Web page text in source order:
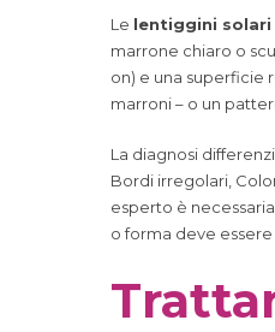
Le lentiggini solari
marrone chiaro o
on) e una superficie
marroni – o un
La diagnosi
Bordi irregolari,
esperto è
o forma deve